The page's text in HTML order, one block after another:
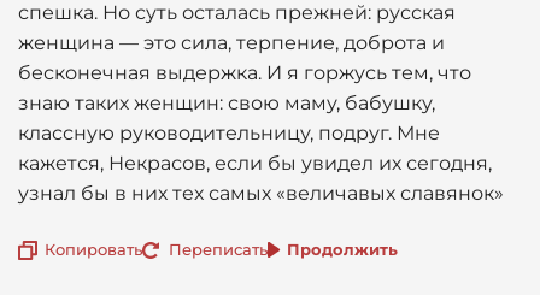
спешка. Но суть осталась прежней: русская
женщина — это сила, терпение, доброта и
бесконечная выдержка. И я горжусь тем, что
знаю таких женщин: свою маму, бабушку,
классную руководительницу, подруг. Мне
кажется, Некрасов, если бы увидел их сегодня,
узнал бы в них тех самых «величавых славянок»
Копировать Переписать Продолжить